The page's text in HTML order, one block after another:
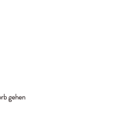
gehen